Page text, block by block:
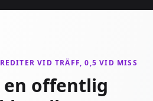
VID TRÄFF, 0,5 VID MISS
en offentlig